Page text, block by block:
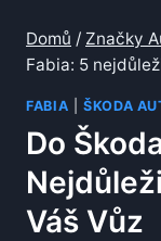
Domů / Značky
Fabia: 5
FABIA |ŠKODA
Do
Váš Vůz